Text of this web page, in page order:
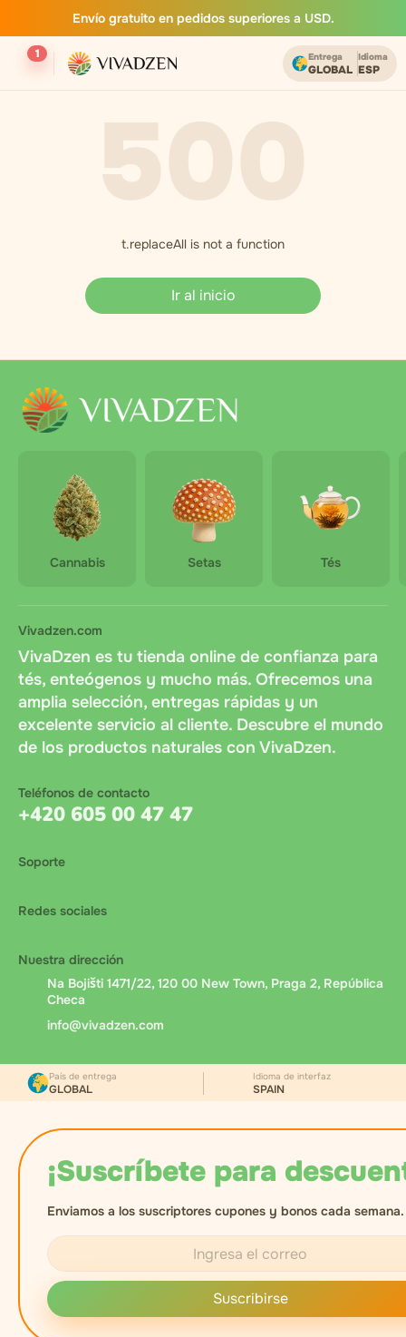
Envío gratuito en pedidos superiores a USD.
1 Entrega
GLOBAL
Idioma
ESP
t.replaceAll is not a function
Ir al inicio
Cannabis Setas Tés
Vivadzen.com
VivaDzen es tu tienda online de confianza para
tés, enteógenos y mucho más. Ofrecemos una
amplia selección, entregas rápidas y un
excelente servicio al cliente. Descubre el mundo
de los productos naturales con VivaDzen.
Teléfonos de contacto
+420 605 00 47 47
Soporte
Redes sociales
Nuestra dirección
Na Bojišti 1471/22, 120 00 New Town, Praga 2, República
Checa
info@vivadzen.com
¡Suscríbete para
Enviamos a los suscriptores cupones y bonos cada semana.
Suscribirse
País de entrega
GLOBAL
Idioma de interfaz
SPAIN